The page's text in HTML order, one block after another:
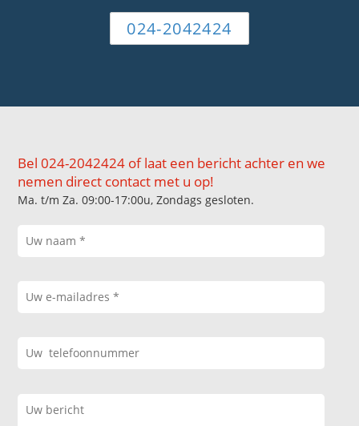
024-2042424
Bel 024-2042424 of laat een bericht achter en we
nemen direct contact met u op!
Ma. t/m Za. 09:00-17:00u, Zondags gesloten.